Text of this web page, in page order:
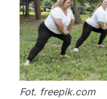
Fot. freepik.com